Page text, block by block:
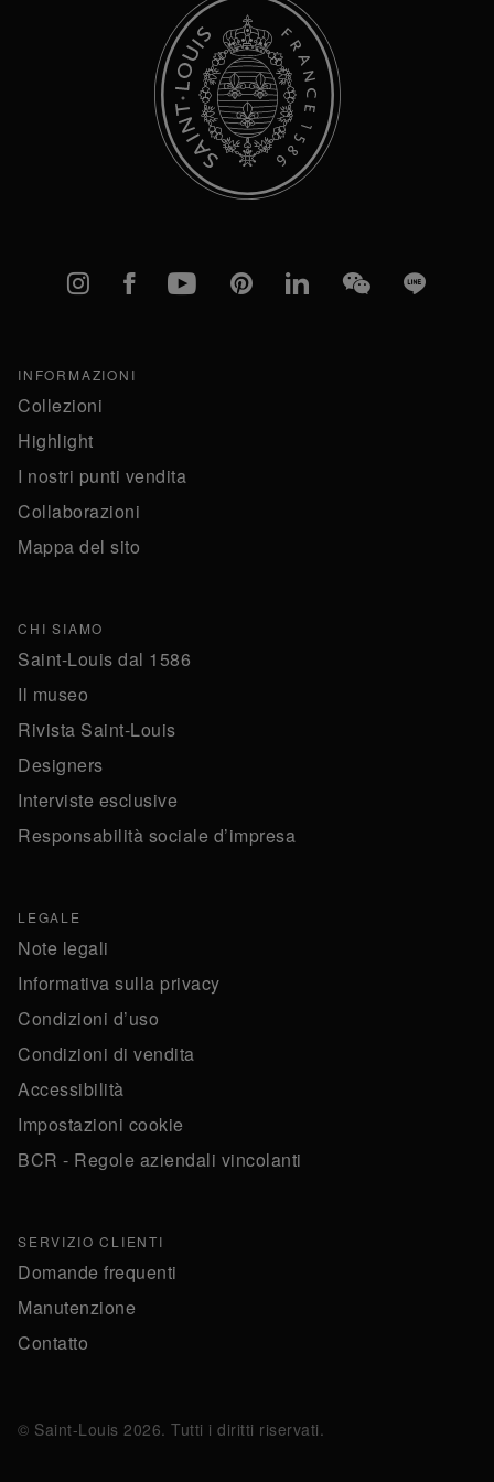
Instagram
FacebookYouTubePinterestlinkedInWeChatLine
INFORMAZIONI
Collezioni
Highlight
I nostri punti vendita
Collaborazioni
Mappa del sito
CHI SIAMO
Saint-Louis dal 1586
Il museo
Rivista Saint-Louis
Designers
Interviste esclusive
Responsabilità sociale d’impresa
LEGALE
Note legali
Informativa sulla privacy
Condizioni d’uso
Condizioni di vendita
Accessibilità
Impostazioni cookie
BCR - Regole aziendali vincolanti
SERVIZIO CLIENTI
Domande frequenti
Manutenzione
Contatto
© Saint-Louis 2026. Tutti i diritti riservati.